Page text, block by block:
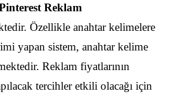
Reklam
Özellikle anahtar kelimelere
yapan sistem, anahtar kelime
Reklam fiyatlarının
tercihler etkili olacağı için